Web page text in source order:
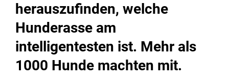
herauszufinden, welche
Hunderasse am
intelligentesten ist. Mehr als
1000 Hunde machten mit.